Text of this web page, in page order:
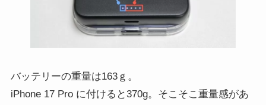
バッテリーの重量は163ｇ。
iPhone 17 Pro に付けると370g。そこそこ重量感があ